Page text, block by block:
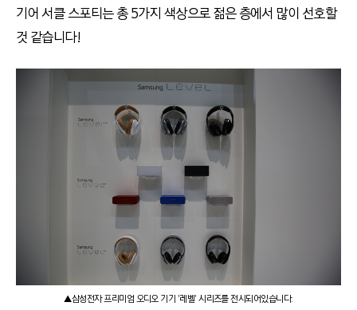
기어 서클 스포티는 총 5가지 색상으로 젊은 층에서 많이 선호할
것 같습니다!
▲삼성전자 프리미엄 오디오 기기 '레벨' 시리즈를 전시되어있습니다.